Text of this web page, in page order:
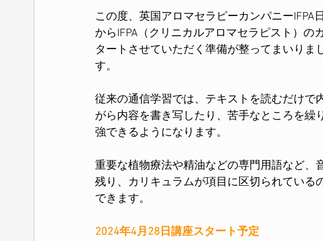
この度、英国アロマセラピーカンパニー
からIFPA（クリニカルアロマセラピスト）
タートさせていただく準備が整ってまいりま
す。
従来の通信学習では、テキストを読むだけで
がら内容を書き写したり、苦手なところを
強できるようになります。
重要な植物療法や精油などの専門用語など、
残り、カリキュラムが項目に区切られてい
できます。
2024年4月28日講座スタート予定